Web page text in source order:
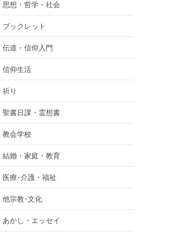
思想・哲学・社会
ブックレット
伝道・信仰入門
信仰生活
祈り
聖書日課・霊想書
教会学校
結婚・家庭・教育
医療･介護・福祉
他宗教･文化
あかし・エッセイ